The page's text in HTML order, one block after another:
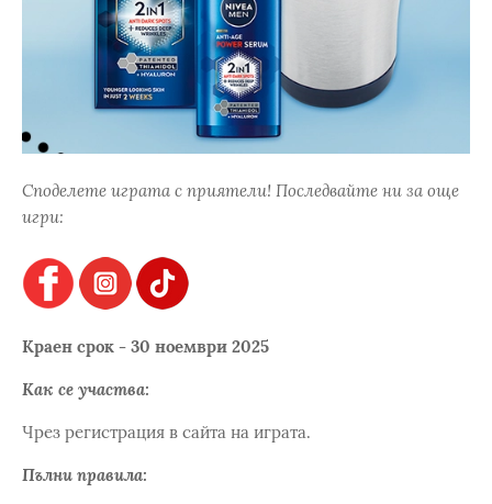
Споделете играта с приятели! Последвайте ни за още
игри:
Краен срок - 30 ноември 2025
Как се участва:
Чрез регистрация в сайта на играта.
Пълни правила: